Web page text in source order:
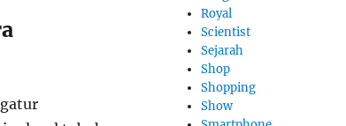
Royal
Scientist
Sejarah
Shop
Shopping
Show